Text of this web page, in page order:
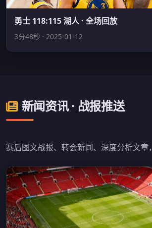
勇士 118:115 湖人 · 全场回放
3分48秒 · 2025-01-12
新闻资讯 · 战报推送
赛后图文战报、转会新闻、深度分析文章